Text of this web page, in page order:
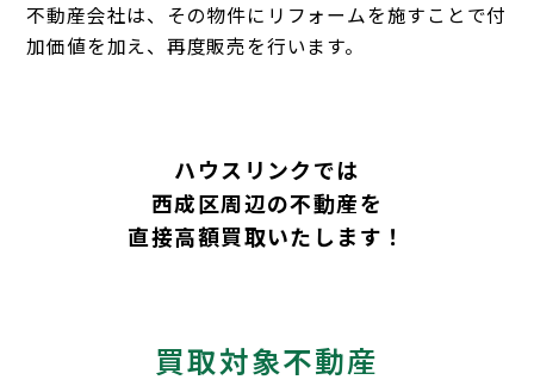
不動産会社は、その物件にリフォームを施すことで付
加価値を加え、再度販売を行います。
ハウスリンクでは
西成区周辺の不動産を
直接高額買取いたします！
買取対象不動産